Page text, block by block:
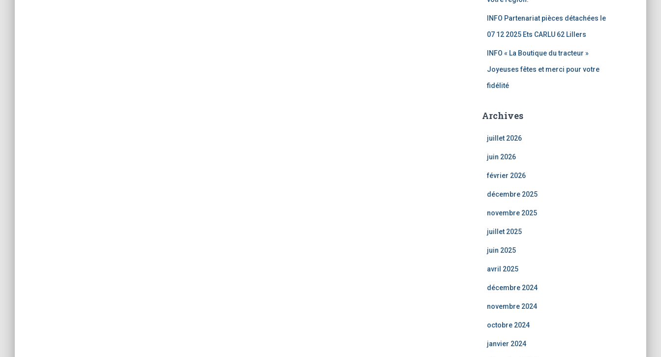
INFO Partenariat pièces détachées le
07 12 2025 Ets CARLU 62 Lillers
INFO « La Boutique du tracteur »
Joyeuses fêtes et merci pour votre
fidélité
Archives
juillet 2026
juin 2026
février 2026
décembre 2025
novembre 2025
juillet 2025
juin 2025
avril 2025
décembre 2024
novembre 2024
octobre 2024
janvier 2024